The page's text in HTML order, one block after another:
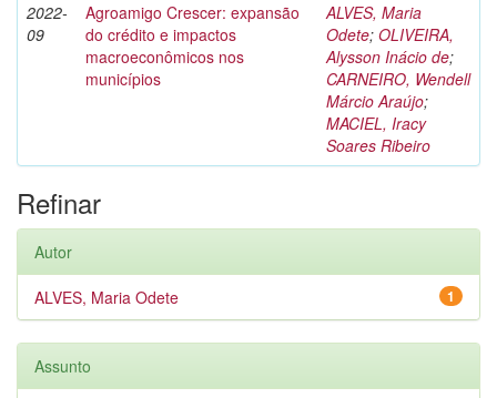
2022-
09
Agroamigo Crescer: expansão
do crédito e impactos
macroeconômicos nos
municípios
ALVES, Maria
Odete; OLIVEIRA,
Alysson Inácio de;
CARNEIRO, Wendell
Márcio Araújo;
MACIEL, Iracy
Soares Ribeiro
Refinar
Autor
1
ALVES, Maria Odete
Assunto